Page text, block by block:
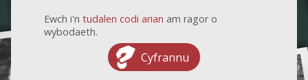
Ewch i'n tudalen codi arian am ragor o
wybodaeth.
Cyfrannu